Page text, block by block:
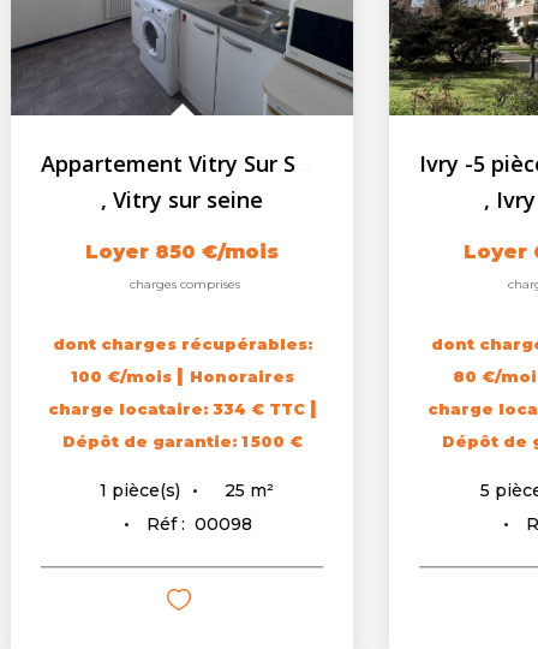
,Ivry sur seine
Loyer 630 €/mois
charges comprises
dont charges récupérables:
80 €/mois |Honoraires
charge locataire: 281 € TTC |
Dépôt de garantie: 1 100 €
5pièce(s) 11m²
Réf : 02428